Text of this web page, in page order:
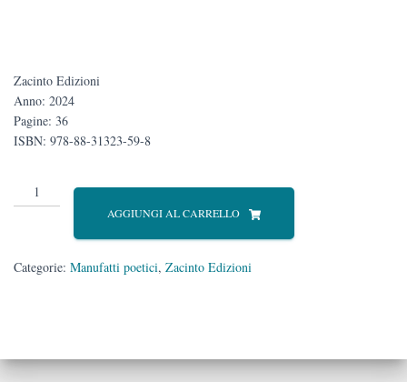
Zacinto Edizioni
Anno: 2024
Pagine: 36
ISBN: 978-88-31323-59-8
Soluzioni
per
AGGIUNGI AL CARRELLO
Categorie: Manufatti poetici, Zacinto Edizioni